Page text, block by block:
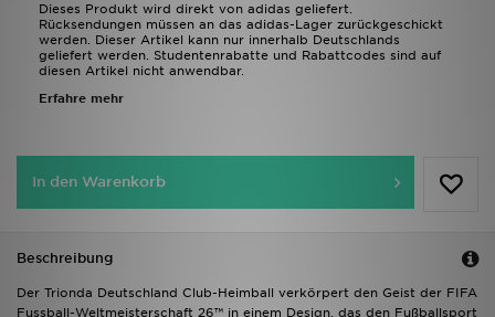
Dieses Produkt wird direkt von adidas geliefert.
Rücksendungen müssen an das adidas-Lager zurückgeschickt
werden. Dieser Artikel kann nur innerhalb Deutschlands
geliefert werden. Studentenrabatte und Rabattcodes sind auf
diesen Artikel nicht anwendbar.
Erfahre mehr
In den Warenkorb
Beschreibung
Der Trionda Deutschland Club-Heimball verkörpert den Geist der FIFA
Fussball-Weltmeisterschaft 26™ in einem Design, das den Fußballsport